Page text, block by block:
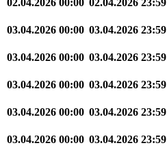
02.04.2026 00:00 02.04.2026 23:59
03.04.2026 00:00 03.04.2026 23:59
03.04.2026 00:00 03.04.2026 23:59
03.04.2026 00:00 03.04.2026 23:59
03.04.2026 00:00 03.04.2026 23:59
03.04.2026 00:00 03.04.2026 23:59